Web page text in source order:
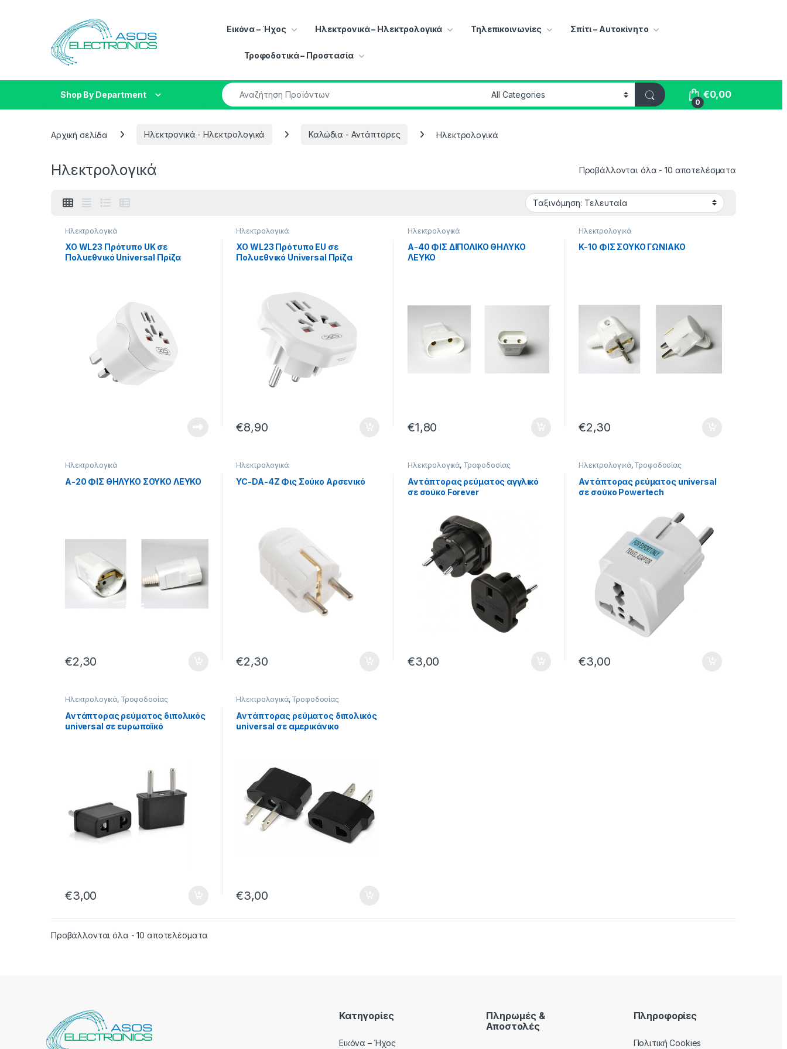
Εικόνα – Ήχος Ηλεκτρονικά – Ηλεκτρολογικά Τηλεπικοινωνίες Σπίτι – Αυτοκίνητο
Τροφοδοτικά – Προστασία
Shop By Department
Search for:
0
€0,00
Αρχική σελίδα Ηλεκτρονικά - Ηλεκτρολογικά Καλώδια - Αντάπτορες Ηλεκτρολογικά
Ηλεκτρολογικά Προβάλλονται όλα - 10 αποτελέσματα
Ηλεκτρολογικά
XO WL23 Πρότυπο UK σε
Πολυεθνικό Universal Πρίζα
Ηλεκτρολογικά
XO WL23 Πρότυπο EU σε
Πολυεθνικό Universal Πρίζα
€8,90
Ηλεκτρολογικά
A-40 ΦΙΣ ΔΙΠΟΛΙΚΟ ΘΗΛΥΚΟ
ΛΕΥΚΟ
€1,80
Ηλεκτρολογικά
K-10 ΦΙΣ ΣΟΥΚΟ ΓΩΝΙΑΚΟ
€2,30
Ηλεκτρολογικά
A-20 ΦΙΣ ΘΗΛΥΚΟ ΣΟΥΚΟ ΛΕΥΚΟ
€2,30
Ηλεκτρολογικά
YC-DA-4Z Φις Σούκο Αρσενικό
€2,30
Ηλεκτρολογικά, Τροφοδοσίας
Αντάπτορας ρεύματος αγγλικό
σε σούκο Forever
€3,00
Ηλεκτρολογικά, Τροφοδοσίας
Αντάπτορας ρεύματος universal
σε σούκο Powertech
€3,00
Ηλεκτρολογικά, Τροφοδοσίας
Αντάπτορας ρεύματος διπολικός
universal σε ευρωπαϊκό
€3,00
Ηλεκτρολογικά, Τροφοδοσίας
Αντάπτορας ρεύματος διπολικός
universal σε αμερικάνικο
€3,00
Προβάλλονται όλα - 10 αποτελέσματα
Κατηγορίες
Εικόνα – Ήχος
Πληρωμές &
Αποστολές
Πληροφορίες
Πολιτική Cookies